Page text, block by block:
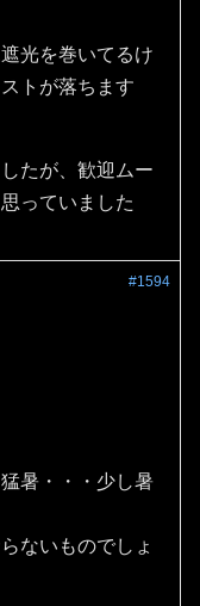
光を巻いてるけ
トが落ちます
たが、歓迎ムー
っていました
#1594
暑・・・少し暑
ないものでしょ